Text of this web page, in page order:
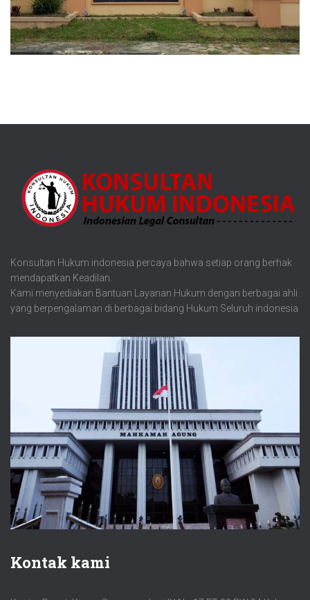
Konsultan Hukum indonesia percaya bahwa setiap orang berhak
mendapatkan Keadilan.
Kami menyediakan Bantuan Layanan Hukum dengan berbagai ahli
yang berpengalaman di berbagai bidang Hukum Seluruh indonesia
Kontak kami